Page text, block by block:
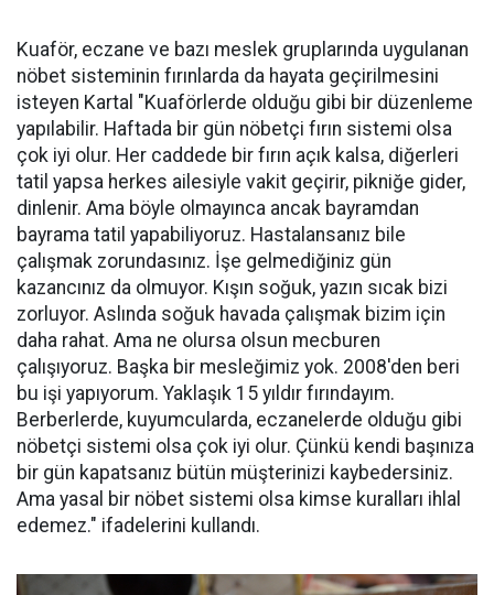
Kuaför, eczane ve bazı meslek gruplarında uygulanan
nöbet sisteminin fırınlarda da hayata geçirilmesini
isteyen Kartal "Kuaförlerde olduğu gibi bir düzenleme
yapılabilir. Haftada bir gün nöbetçi fırın sistemi olsa
çok iyi olur. Her caddede bir fırın açık kalsa, diğerleri
tatil yapsa herkes ailesiyle vakit geçirir, pikniğe gider,
dinlenir. Ama böyle olmayınca ancak bayramdan
bayrama tatil yapabiliyoruz. Hastalansanız bile
çalışmak zorundasınız. İşe gelmediğiniz gün
kazancınız da olmuyor. Kışın soğuk, yazın sıcak bizi
zorluyor. Aslında soğuk havada çalışmak bizim için
daha rahat. Ama ne olursa olsun mecburen
çalışıyoruz. Başka bir mesleğimiz yok. 2008'den beri
bu işi yapıyorum. Yaklaşık 15 yıldır fırındayım.
Berberlerde, kuyumcularda, eczanelerde olduğu gibi
nöbetçi sistemi olsa çok iyi olur. Çünkü kendi başınıza
bir gün kapatsanız bütün müşterinizi kaybedersiniz.
Ama yasal bir nöbet sistemi olsa kimse kuralları ihlal
edemez." ifadelerini kullandı.